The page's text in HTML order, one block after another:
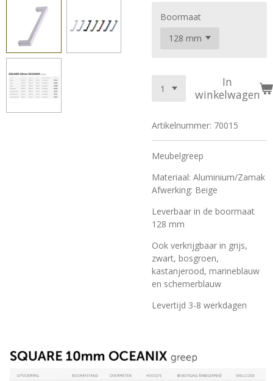
Boormaat
In
winkelwagen
Artikelnummer: 70015
Meubelgreep
Materiaal: Aluminium/Zamak
Afwerking: Beige
Leverbaar in de boormaat
128 mm
Ook verkrijgbaar in grijs,
zwart, bosgroen,
kastanjerood, marineblauw
en schemerblauw
Levertijd 3-8 werkdagen